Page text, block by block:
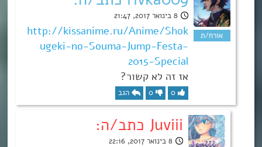
8 בינואר 2017, 21:47
http://kissanime.ru/Anime/Shok
ugeki-no-Souma-Jump-Festa-
2015-Special
אז זה לא קשור?
0
0 הגב
Juviii כתב/ה:
8 בינואר 2017, 22:16